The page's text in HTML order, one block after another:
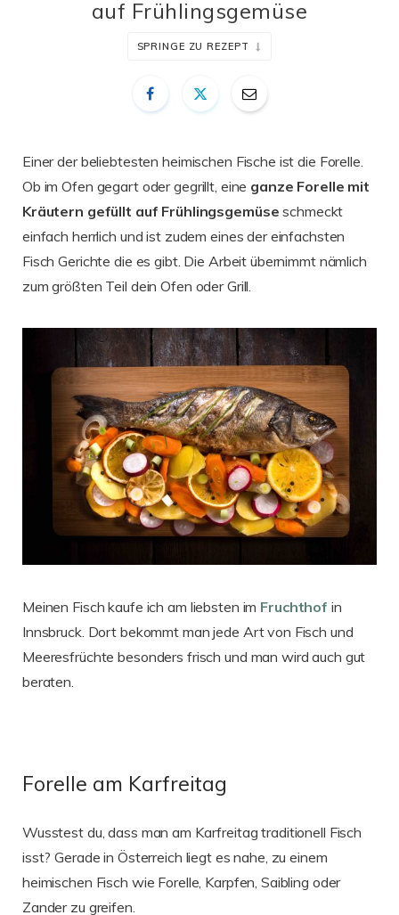
auf Frühlingsgemüse
SPRINGE ZU REZEPT
Einer der beliebtesten heimischen Fische ist die Forelle.
Ob im Ofen gegart oder gegrillt, eine ganze Forelle mit
Kräutern gefüllt auf Frühlingsgemüse schmeckt
einfach herrlich und ist zudem eines der einfachsten
Fisch Gerichte die es gibt. Die Arbeit übernimmt nämlich
zum größten Teil dein Ofen oder Grill.
Meinen Fisch kaufe ich am liebsten im Fruchthof in
Innsbruck. Dort bekommt man jede Art von Fisch und
Meeresfrüchte besonders frisch und man wird auch gut
beraten.
Forelle am Karfreitag
Wusstest du, dass man am Karfreitag traditionell Fisch
isst? Gerade in Österreich liegt es nahe, zu einem
heimischen Fisch wie Forelle, Karpfen, Saibling oder
Zander zu greifen.